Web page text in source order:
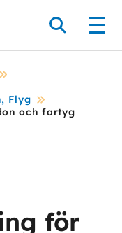
Sök
Flyg
och fartyg
för